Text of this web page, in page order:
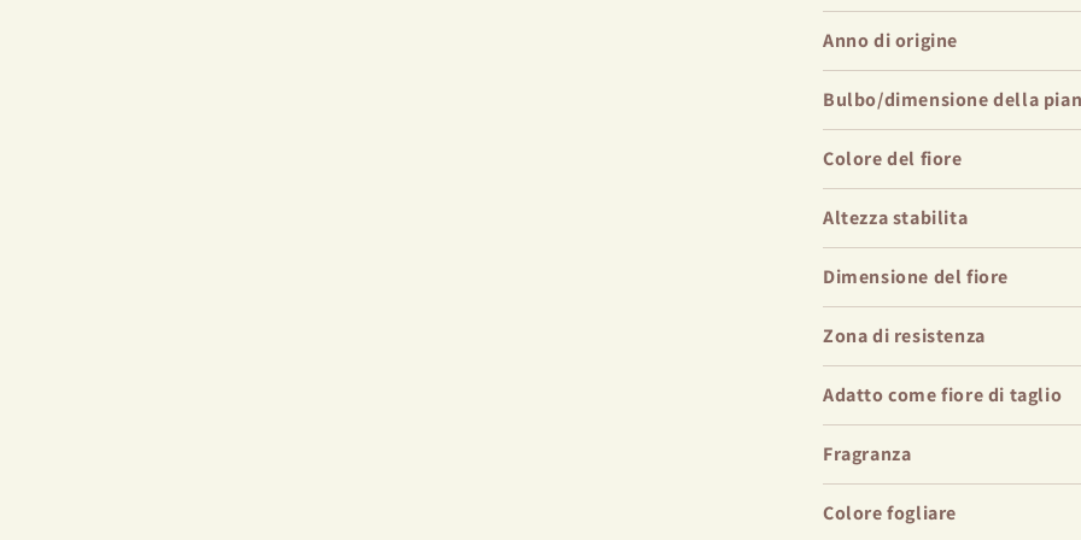
un pizzico di dolcezza all'aria
colore accattivante, Easy
ammiratore.
Caratteristiche
Blooms lussureggianti e
Peonia erbacea a bassa
Eleganza senza sforzo
Fedele al suo nome, Easy
manutenzione, che la rende
abbondanti fioriture,
primavera. Pianta in terreno
Anno di origine
Bulbo/dimensione della
Colore del fiore
Altezza stabilita
Dimensione del fiore
Zona di resistenza
Adatto come fiore di taglio
Fragranza
Colore fogliare